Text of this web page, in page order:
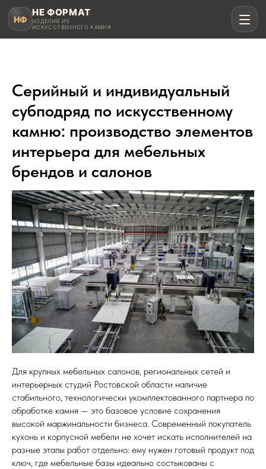
НФ
НЕ ФОРМАТ
ИЗДЕЛИЯ ИЗ
ИСКУССТВЕННОГО КАМНЯ
Рассчитать в MAX
Написать в Telegram
Столешницы для кухни
Акрил, кварц, HPL compact
Мойки и раковины
Интегрированные и подклеенные
Кухонные фартуки
Стеновые панели из камня
Барные стойки
Для кухни и домашнего бара
Мангальные зоны
Столешницы для барбекю
Кухонная техника
Подбор под столешницу
Разделочные доски
Аксессуары из камня
Серийный и индивидуальный
субподряд по искусственному
камню: производство элементов
интерьера для мебельных
брендов и салонов
Для крупных мебельных салонов, региональных сетей и
интерьерных студий Ростовской области наличие
стабильного, технологически укомплектованного партнера по
обработке камня — это базовое условие сохранения
высокой маржинальности бизнеса. Современный покупатель
кухонь и корпусной мебели не хочет искать исполнителей на
разные этапы работ отдельно: ему нужен готовый продукт под
ключ, где мебельные базы идеально состыкованы с